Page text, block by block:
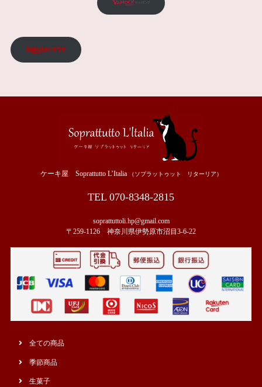
ケーキ屋 Soprattutto L’Italia （ソプラットゥット リターリア）
TEL 070-8348-2815
soprattuttoli.hp@gmail.com
〒259-1126 神奈川県伊勢原市沼目3-6-22
全ての商品
季節商品
生菓子